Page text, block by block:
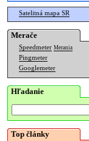
Satelitná mapa SR
Merače
Speedmeter Merania
Pingmeter
Googlemeter
Hľadanie
Top články